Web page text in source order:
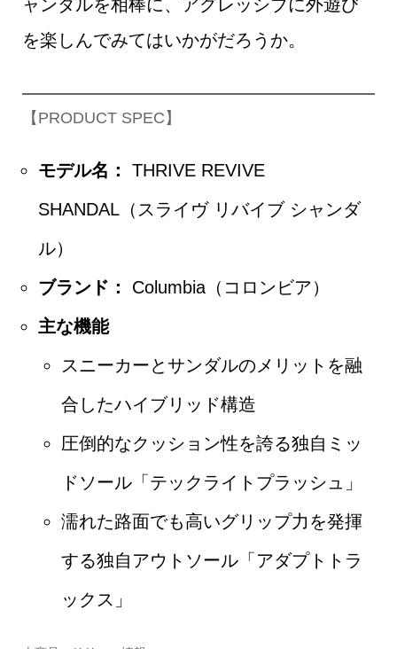
ャンダルを相棒に、アグレッシブに外遊び
を楽しんでみてはいかがだろうか。
【PRODUCT SPEC】
モデル名：
THRIVE REVIVE
SHANDAL（スライヴ リバイブ シャンダ
ル）
ブランド：
Columbia（コロンビア）
主な機能
スニーカーとサンダルのメリットを融
合したハイブリッド構造
圧倒的なクッション性を誇る独自ミッ
ドソール「テックライトプラッシュ」
濡れた路面でも高いグリップ力を発揮
する独自アウトソール「アダプトトラ
ックス」